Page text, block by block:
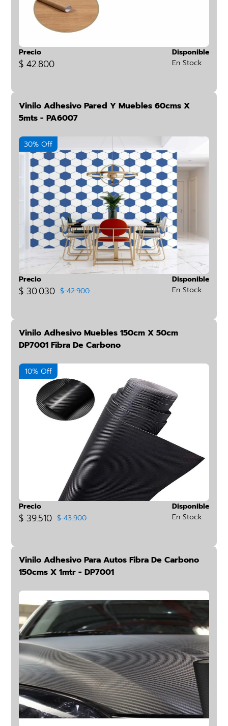
Precio
$ 42.800
Disponible
En Stock
Vinilo Adhesivo Pared Y Muebles 60cms X
5mts - PA6007
30% Off
Precio
$ 30.030 $ 42.900
Disponible
En Stock
Vinilo Adhesivo Muebles 150cm X 50cm
DP7001 Fibra De Carbono
10% Off
Precio
$ 39.510 $ 43.900
Disponible
En Stock
Vinilo Adhesivo Para Autos Fibra De Carbono
150cms X 1mtr - DP7001